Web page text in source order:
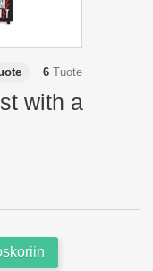
6 Tuote
with a